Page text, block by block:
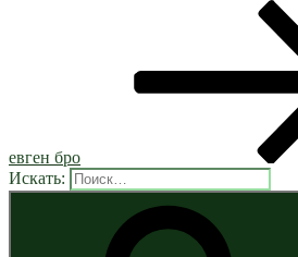
евген бро
Искать: